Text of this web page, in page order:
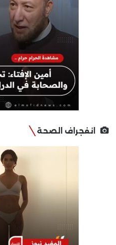
انفجراف الصحة